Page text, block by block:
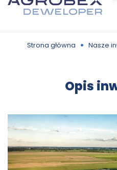
Strona główna • Nasze
Opis